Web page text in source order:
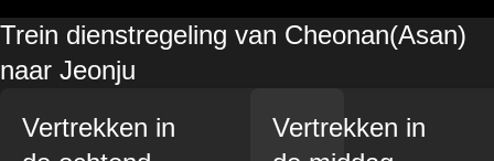
Trein dienstregeling van Cheonan(Asan)
naar Jeonju
Vertrekken in
Vertrekken in